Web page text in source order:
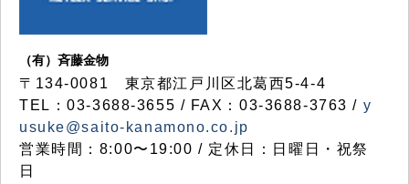
（有）斉藤金物
〒134-0081 東京都江戸川区北葛西5-4-4
TEL：03-3688-3655 / FAX：03-3688-3763 / y
usuke@saito-kanamono.co.jp
営業時間：8:00〜19:00 / 定休日：日曜日・祝祭
日